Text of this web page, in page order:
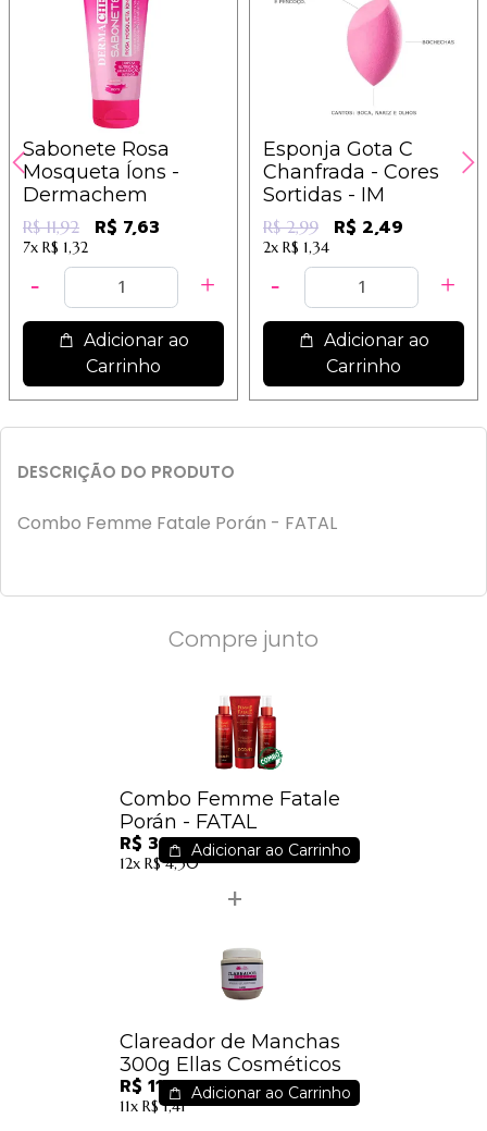
Sabonete Rosa
Mosqueta Íons -
Dermachem
R$ 11,92 R$ 7,63
7x R$ 1,32
Adicionar ao
Carrinho
Esponja Gota C
Chanfrada - Cores
Sortidas - IM
R$ 2,99 R$ 2,49
2x R$ 1,34
Adicionar ao
Carrinho
DESCRIÇÃO DO PRODUTO
Combo Femme Fatale Porán - FATAL
Compre junto
Combo Femme Fatale
Porán - FATAL
R$ 38,09
12x R$ 4,30
Adicionar ao Carrinho
Clareador de Manchas
300g Ellas Cosméticos
R$ 11,70
11x R$ 1,41
Adicionar ao Carrinho